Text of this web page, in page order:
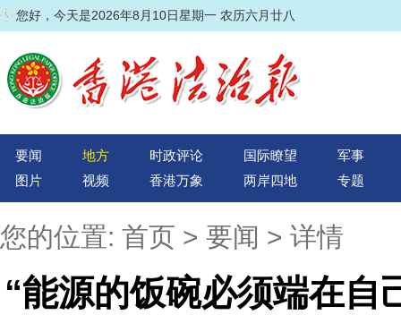
您好，今天是2026年8月10日星期一 农历六月廿八
要闻 地方 时政评论 国际瞭望
军事
图片
视频 香港万象 两岸四地 专题
您的位置: 首页 > 要闻 > 详情
“能源的饭碗必须端在